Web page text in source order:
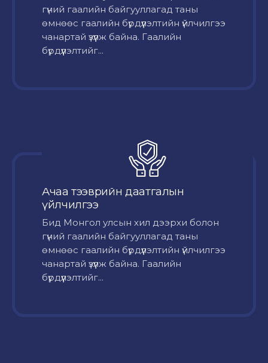
гүний гаалийн байгууллагад таны
өмнөөс гаалийн бүрдүүлэлтийн үйлчилгээ
чанартай үзүүлж байна. Гаалийн
бүрдүүлэлтийг...
Ачаа тээврийн даатгалын
үйлчилгээ
Бид Монгол улсын хил дээрхи болон
гүний гаалийн байгууллагад таны
өмнөөс гаалийн бүрдүүлэлтийн үйлчилгээ
чанартай үзүүлж байна. Гаалийн
бүрдүүлэлтийг...